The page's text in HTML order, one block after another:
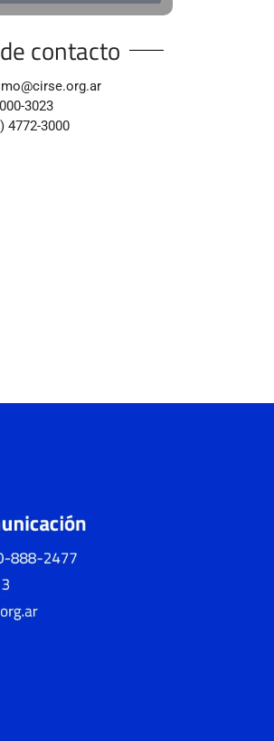
contacto
3023
4772-3000